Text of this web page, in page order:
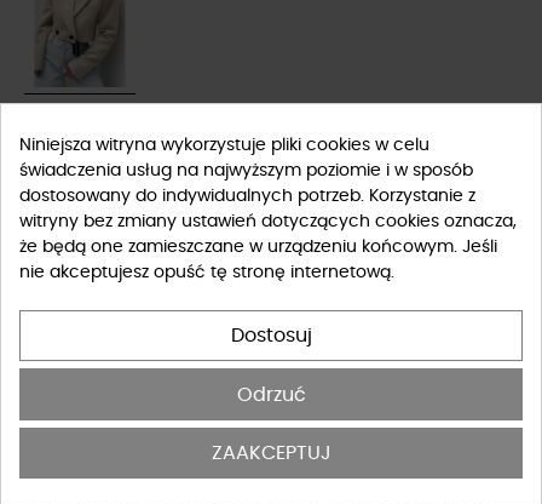
Rozmiar
XS S M
Tabela rozmiarów
DO KOSZYKA
DOSTĘPNY PRODUKT Z INNYMI OPCJAMI
Niniejsza witryna wykorzystuje pliki cookies w celu
świadczenia usług na najwyższym poziomie i w sposób
dostosowany do indywidualnych potrzeb. Korzystanie z
witryny bez zmiany ustawień dotyczących cookies oznacza,
że będą one zamieszczane w urządzeniu końcowym. Jeśli
nie akceptujesz opuść tę stronę internetową.
Dostosuj
Odrzuć
ZAAKCEPTUJ